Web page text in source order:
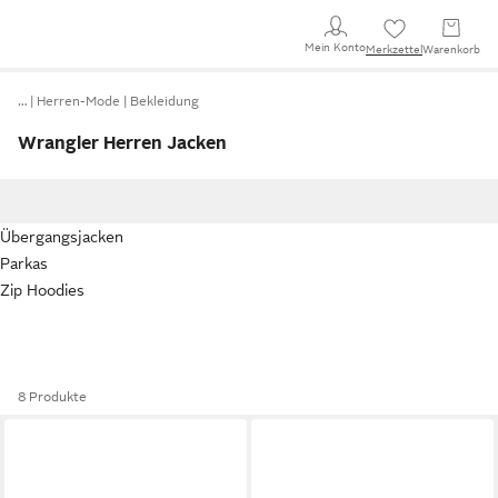
Mein KontoMerkzettel Warenkorb
… Herren-Mode Bekleidung
Wrangler Herren Jacken
Übergangsjacken
Parkas
Zip Hoodies
8 Produkte